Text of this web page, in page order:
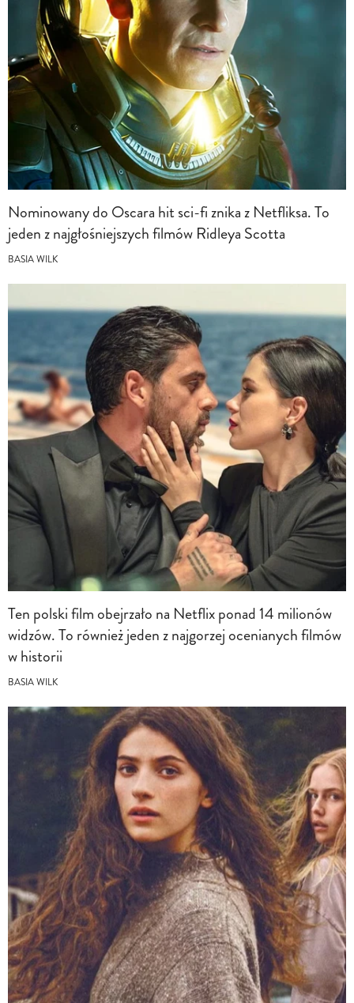
Nominowany do Oscara hit sci-fi znika z Netfliksa. To
jeden z najgłośniejszych filmów Ridleya Scotta
BASIA WILK
Ten polski film obejrzało na Netflix ponad 14 milionów
widzów. To również jeden z najgorzej ocenianych filmów
w historii
BASIA WILK